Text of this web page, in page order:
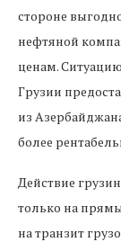
стороне
нефтяной
ценам.
Грузии
из
более
Действие
только на
на транзит